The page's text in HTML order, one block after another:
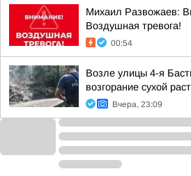
Михаил Развожаев:
Воздушная тревога!
00:54
Возле улицы 4-я
возгорание сухой
Вчера, 23:09